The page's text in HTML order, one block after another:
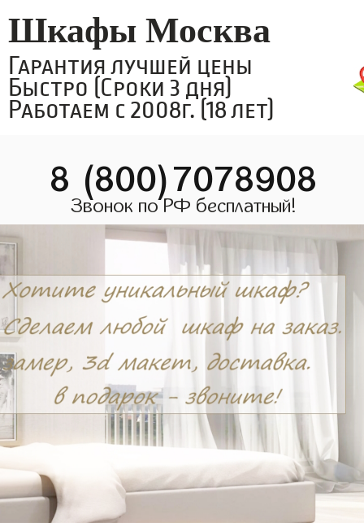
Шкафы Москва
Гарантия лучшей цены
Быстро (Сроки 3 дня)
Работаем с 2008г. (18 лет)
8 (800)7078908
Звонок по РФ бесплатный!